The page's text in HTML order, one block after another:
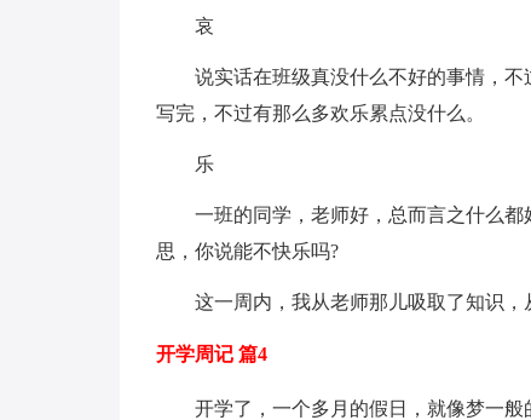
哀
说实话在班级真没什么不好的事情，
写完，不过有那么多欢乐累点没什么。
乐
一班的同学，老师好，总而言之什么
思，你说能不快乐吗?
这一周内，我从老师那儿吸取了知识
开学周记 篇4
开学了，一个多月的假日，就像梦一